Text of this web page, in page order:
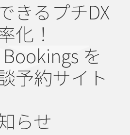
きるプチDX
化！
を
予約サイト
らせ